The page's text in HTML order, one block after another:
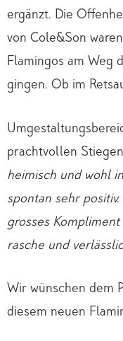
ergänzt. Die
von Cole&Son
Flamingos am Weg
gingen. Ob im
prachtvollen
heimisch und wohl
spontan sehr
grosses
rasche und
Wir wünschen dem
diesem neuen